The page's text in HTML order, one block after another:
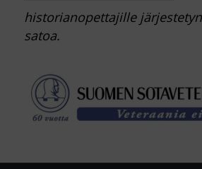
historianopettajille
satoa.